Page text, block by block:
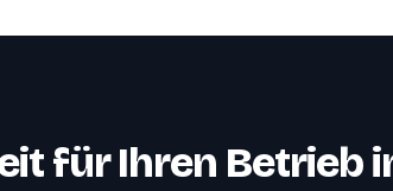
für Ihren Betrieb